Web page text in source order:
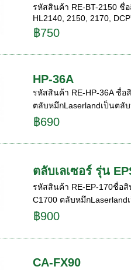
รหัสสินค้า RE-BT-2150 ชื่
HL2140, 2150, 2170,
฿750
HP-36A
รหัสสินค้า RE-HP-36A ชื่อ
ตลับหมึกLaserlandเป็นตลั
฿690
ตลับเลเซอร์ รุ่น
รหัสสินค้า RE-EP-170ชื่อสิ
C1700 ตลับหมึก
฿900
CA-FX90